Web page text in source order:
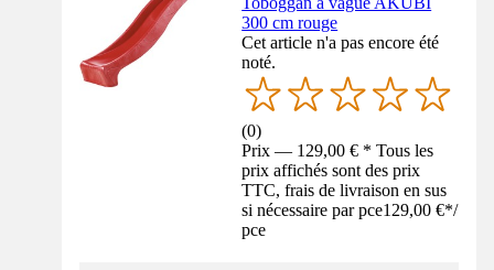
300 cm rouge
Cet article n'a pas encore été
noté.
(0)
Prix — 129,00 € * Tous les
prix affichés sont des prix
TTC, frais de livraison en sus
si nécessaire par pce129,00 €*/
pce